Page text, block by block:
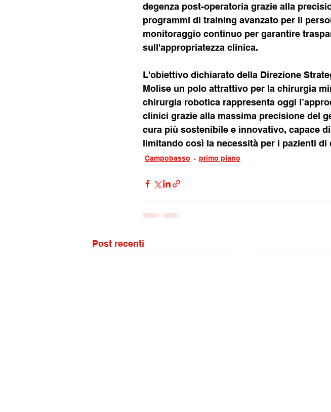
degenza post-operatoria grazie alla
programmi di training avanzato per il
monitoraggio continuo per garantire
sull'appropriatezza clinica.
L'obiettivo dichiarato della Direzione
Molise un polo attrattivo per la chirurgia
chirurgia robotica rappresenta oggi
clinici grazie alla massima precisione del
cura più sostenibile e innovativo, capace
limitando così la necessità per i pazienti
Campobasso primo piano
Post recenti